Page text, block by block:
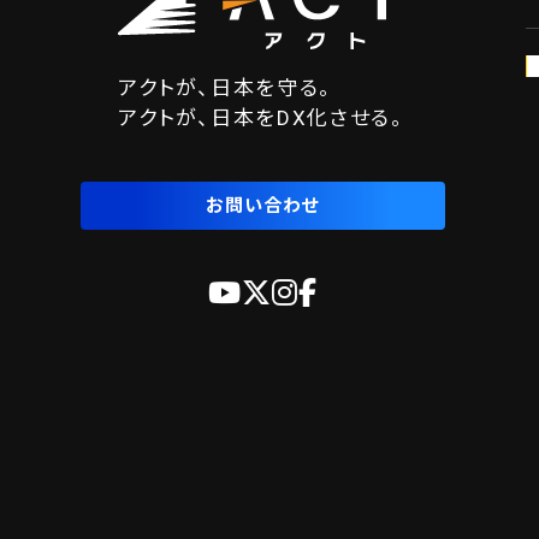
アクトが、日本を守る。
アクトが、日本をDX化させる。
お問い合わせ